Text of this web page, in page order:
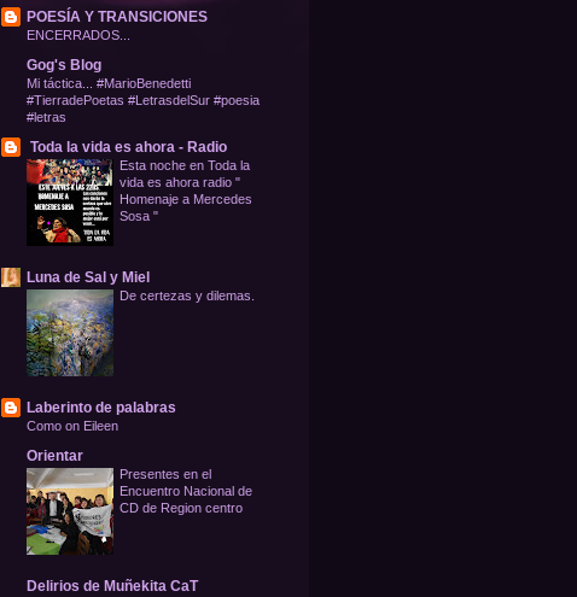
POESÍA Y TRANSICIONES
ENCERRADOS...
Gog's Blog
Mi táctica... #MarioBenedetti
#TierradePoetas #LetrasdelSur #poesia
#letras
Toda la vida es ahora - Radio
Esta noche en Toda la
vida es ahora radio "
Homenaje a Mercedes
Sosa "
Luna de Sal y Miel
De certezas y dilemas.
Laberinto de palabras
Como on Eileen
Orientar
Presentes en el
Encuentro Nacional de
CD de Region centro
Delirios de Muñekita CaT